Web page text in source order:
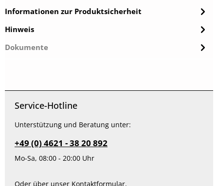
Informationen zur Produktsicherheit
Hinweis
Dokumente
Service-Hotline
Unterstützung und Beratung unter:
+49 (0) 4621 - 38 20 892
Mo-Sa, 08:00 - 20:00 Uhr
Oder über unser Kontaktformular.